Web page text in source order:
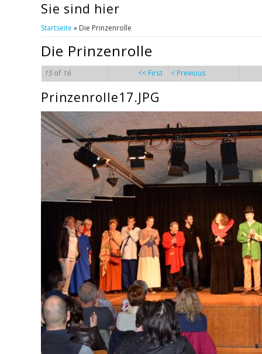
Sie sind hier
Startseite » Die Prinzenrolle
Die Prinzenrolle
15of 16 << First < Previous
Prinzenrolle17.JPG